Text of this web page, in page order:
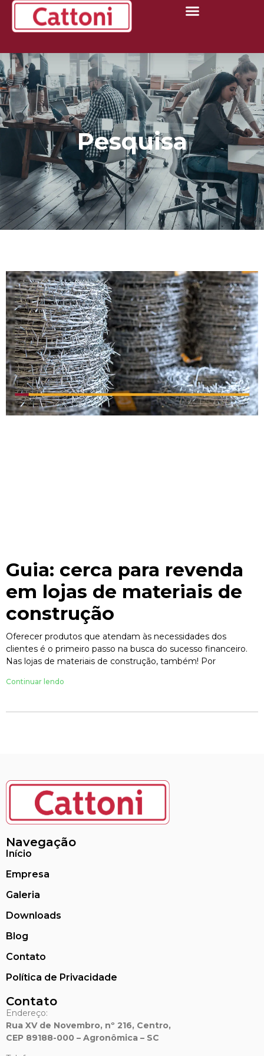
Pesquisa
Guia: cerca para revenda
em lojas de materiais de
construção
Oferecer produtos que atendam às necessidades dos
clientes é o primeiro passo na busca do sucesso financeiro.
Nas lojas de materiais de construção, também! Por
Continuar lendo
Navegação
Início
Empresa
Galeria
Downloads
Blog
Contato
Política de Privacidade
Contato
Endereço:
Rua XV de Novembro, nº 216, Centro,
CEP 89188-000 – Agronômica – SC